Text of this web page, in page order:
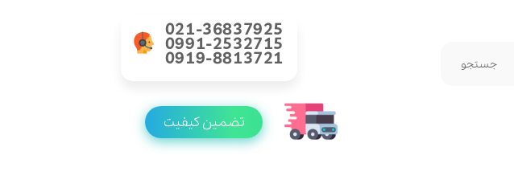
021-36837925
0991-2532715
0919-8813721 جستجو
تضمین کیفیت